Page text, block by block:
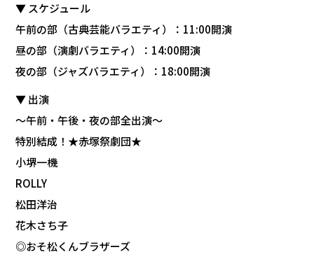
▼ スケジュール
午前の部（古典芸能バラエティ）：11:00開演
昼の部（演劇バラエティ）：14:00開演
夜の部（ジャズバラエティ）：18:00開演
▼ 出演
〜午前・午後・夜の部全出演〜
特別結成！★赤塚祭劇団★
小堺一機
ROLLY
松田洋治
花木さち子
◎おそ松くんブラザーズ